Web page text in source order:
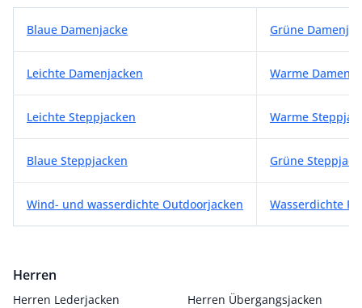
Blaue Damenjacke Grüne
Leichte Damenjacken Warme
Leichte Steppjacken Warme
Blaue Steppjacken Grüne
Wind- und wasserdichte Outdoorjacken
Herren
Herren Lederjacken
Herren Übergangsjacken